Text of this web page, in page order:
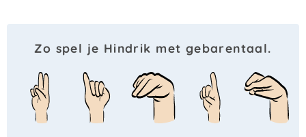
Zo spel je Hindrik met gebarentaal.